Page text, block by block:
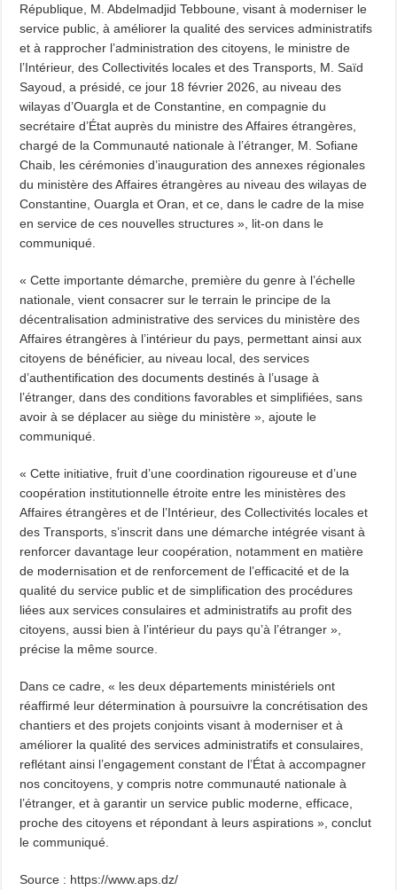
République, M. Abdelmadjid Tebboune, visant à moderniser le
service public, à améliorer la qualité des services administratifs
et à rapprocher l’administration des citoyens, le ministre de
l’Intérieur, des Collectivités locales et des Transports, M. Saïd
Sayoud, a présidé, ce jour 18 février 2026, au niveau des
wilayas d’Ouargla et de Constantine, en compagnie du
secrétaire d’État auprès du ministre des Affaires étrangères,
chargé de la Communauté nationale à l’étranger, M. Sofiane
Chaib, les cérémonies d’inauguration des annexes régionales
du ministère des Affaires étrangères au niveau des wilayas de
Constantine, Ouargla et Oran, et ce, dans le cadre de la mise
en service de ces nouvelles structures », lit-on dans le
communiqué.
« Cette importante démarche, première du genre à l’échelle
nationale, vient consacrer sur le terrain le principe de la
décentralisation administrative des services du ministère des
Affaires étrangères à l’intérieur du pays, permettant ainsi aux
citoyens de bénéficier, au niveau local, des services
d’authentification des documents destinés à l’usage à
l’étranger, dans des conditions favorables et simplifiées, sans
avoir à se déplacer au siège du ministère », ajoute le
communiqué.
« Cette initiative, fruit d’une coordination rigoureuse et d’une
coopération institutionnelle étroite entre les ministères des
Affaires étrangères et de l’Intérieur, des Collectivités locales et
des Transports, s’inscrit dans une démarche intégrée visant à
renforcer davantage leur coopération, notamment en matière
de modernisation et de renforcement de l’efficacité et de la
qualité du service public et de simplification des procédures
liées aux services consulaires et administratifs au profit des
citoyens, aussi bien à l’intérieur du pays qu’à l’étranger »,
précise la même source.
Dans ce cadre, « les deux départements ministériels ont
réaffirmé leur détermination à poursuivre la concrétisation des
chantiers et des projets conjoints visant à moderniser et à
améliorer la qualité des services administratifs et consulaires,
reflétant ainsi l’engagement constant de l’État à accompagner
nos concitoyens, y compris notre communauté nationale à
l’étranger, et à garantir un service public moderne, efficace,
proche des citoyens et répondant à leurs aspirations », conclut
le communiqué.
Source : https://www.aps.dz/